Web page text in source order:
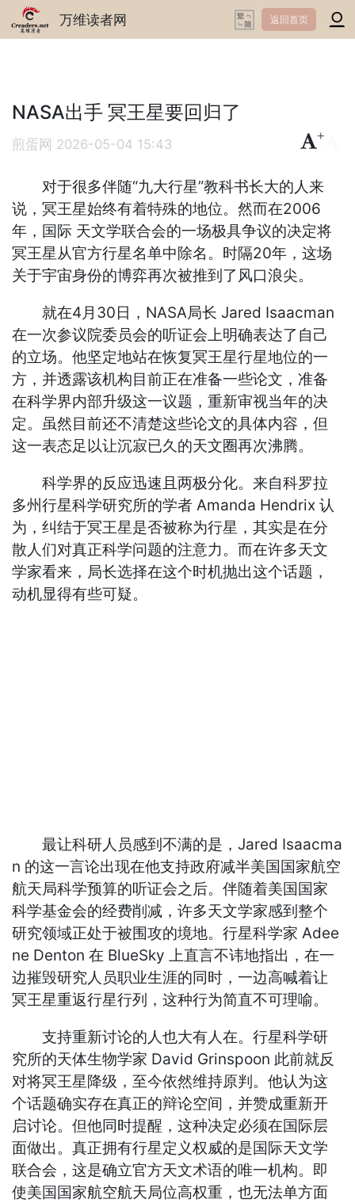
万维读者网 返回首页
NASA出手 冥王星要回归了
煎蛋网 2026-05-04 15:43
+
对于很多伴随“九大行星”教科书长大的人来
说，冥王星始终有着特殊的地位。然而在2006
年，国际 天文学联合会的一场极具争议的决定将
冥王星从官方行星名单中除名。时隔20年，这场
关于宇宙身份的博弈再次被推到了风口浪尖。
就在4月30日，NASA局长 Jared Isaacman
在一次参议院委员会的听证会上明确表达了自己
的立场。他坚定地站在恢复冥王星行星地位的一
方，并透露该机构目前正在准备一些论文，准备
在科学界内部升级这一议题，重新审视当年的决
定。虽然目前还不清楚这些论文的具体内容，但
这一表态足以让沉寂已久的天文圈再次沸腾。
科学界的反应迅速且两极分化。来自科罗拉
多州行星科学研究所的学者 Amanda Hendrix 认
为，纠结于冥王星是否被称为行星，其实是在分
散人们对真正科学问题的注意力。而在许多天文
学家看来，局长选择在这个时机抛出这个话题，
动机显得有些可疑。
最让科研人员感到不满的是，Jared Isaacma
n 的这一言论出现在他支持政府减半美国国家航空
航天局科学预算的听证会之后。伴随着美国国家
科学基金会的经费削减，许多天文学家感到整个
研究领域正处于被围攻的境地。行星科学家 Adee
ne Denton 在 BlueSky 上直言不讳地指出，在一
边摧毁研究人员职业生涯的同时，一边高喊着让
冥王星重返行星行列，这种行为简直不可理喻。
支持重新讨论的人也大有人在。行星科学研
究所的天体生物学家 David Grinspoon 此前就反
对将冥王星降级，至今依然维持原判。他认为这
个话题确实存在真正的辩论空间，并赞成重新开
启讨论。但他同时提醒，这种决定必须在国际层
面做出。真正拥有行星定义权威的是国际天文学
联合会，这是确立官方天文术语的唯一机构。即
使美国国家航空航天局位高权重，也无法单方面